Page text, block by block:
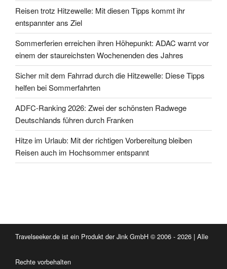
Reisen trotz Hitzewelle: Mit diesen Tipps kommt ihr
entspannter ans Ziel
Sommerferien erreichen ihren Höhepunkt: ADAC warnt vor
einem der staureichsten Wochenenden des Jahres
Sicher mit dem Fahrrad durch die Hitzewelle: Diese Tipps
helfen bei Sommerfahrten
ADFC-Ranking 2026: Zwei der schönsten Radwege
Deutschlands führen durch Franken
Hitze im Urlaub: Mit der richtigen Vorbereitung bleiben
Reisen auch im Hochsommer entspannt
Travelseeker.de ist ein Produkt der Jink GmbH © 2006 - 2026 | Alle
Rechte vorbehalten